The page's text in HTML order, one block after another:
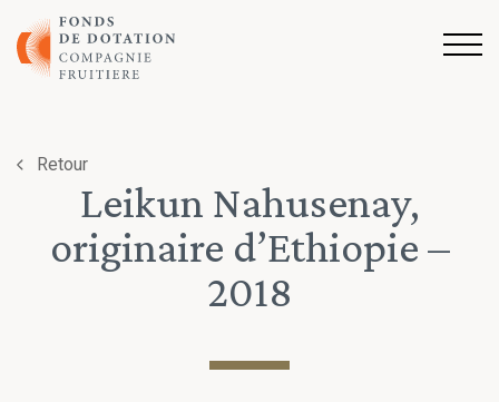
Aller au contenu
Retour
Leikun Nahusenay,
originaire d’Ethiopie –
2018